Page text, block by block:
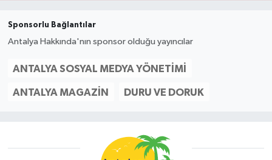
Sponsorlu Bağlantılar
Antalya Hakkında'nın sponsor olduğu yayıncılar
ANTALYA SOSYAL MEDYA YÖNETIMI
ANTALYA MAGAZIN DURU VE DORUK